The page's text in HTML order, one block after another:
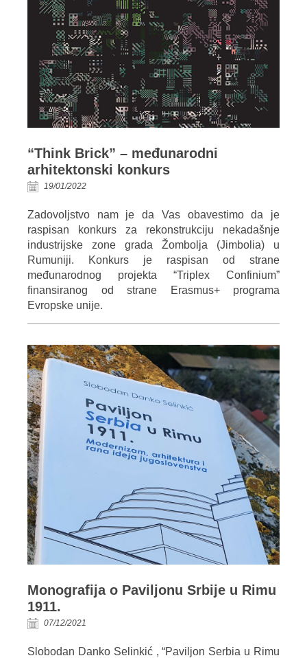
“Think Brick” – međunarodni
arhitektonski konkurs
19/01/2022
Zadovoljstvo nam je da Vas obavestimo da je
raspisan konkurs za rekonstrukciju nekadašnje
industrijske zone grada Žombolja (Jimbolia) u
Rumuniji. Konkurs je raspisan od strane
međunarodnog projekta “Triplex Confinium”
finansiranog od strane Erasmus+ programa
Evropske unije.
Monografija o Paviljonu Srbije u Rimu
1911.
07/12/2021
Slobodan Danko Selinkić , “Paviljon Serbia u Rimu